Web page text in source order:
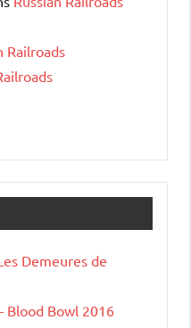
Railroads
Demeures de
Blood Bowl 2016